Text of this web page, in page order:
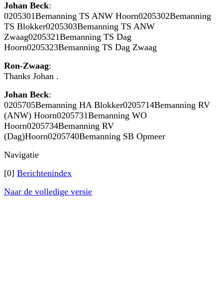
Johan Beck:
0205301Bemanning TS ANW Hoorn0205302Bemanning
TS Blokker0205303Bemanning TS ANW
Zwaag0205321Bemanning TS Dag
Hoorn0205323Bemanning TS Dag Zwaag
Ron-Zwaag:
Thanks Johan .
Johan Beck:
0205705Bemanning HA Blokker0205714Bemanning RV
(ANW) Hoorn0205731Bemanning WO
Hoorn0205734Bemanning RV
(Dag)Hoorn0205740Bemanning SB Opmeer
Navigatie
[0] Berichtenindex
Naar de volledige versie